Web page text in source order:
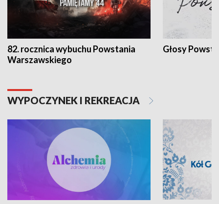
82. rocznica wybuchu Powstania
Warszawskiego
Głosy
WYPOCZYNEK I REKREACJA